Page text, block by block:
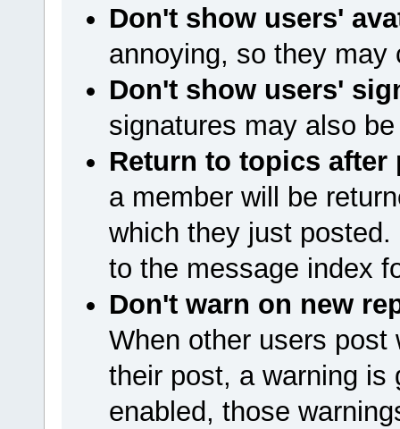
Don't show users'
annoying, so they may
Don't show users'
signatures may also
Return to topics
a member will be
which they just
to the message index
Don't warn on new
When other users post
their post, a warning is
enabled, those